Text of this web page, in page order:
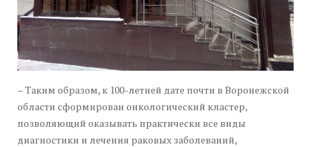
– Таким образом, к 100-летней дате почти в Воронежской
области сформирован онкологический кластер,
позволяющий оказывать практически все виды
диагностики и лечения раковых заболеваний,